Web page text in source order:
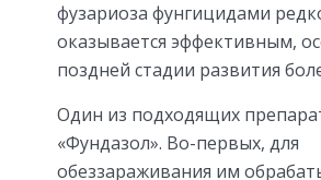
фузариоза фунгицидами
оказывается эффективным,
поздней стадии развития
Один из подходящих
«Фундазол». Во-первых, для
обеззараживания им